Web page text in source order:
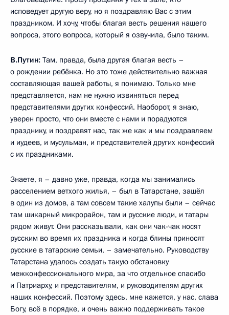
исповедует другую веру, но я поздравляю Вас с этим
праздником. И хочу, чтобы благая весть решения нашего
вопроса, этого вопроса, который я озвучила, было таким.
В.Путин: Там, правда, была другая благая весть –
о рождении ребёнка. Но это тоже действительно важная
составляющая вашей работы, я понимаю. Только мне
представляется, нам не нужно извиняться перед
представителями других конфессий. Наоборот, я знаю,
уверен просто, что они вместе с нами и порадуются
празднику, и поздравят нас, так же как и мы поздравляем
и иудеев, и мусульман, и представителей других конфессий
с их праздниками.
Знаете, я – давно уже, правда, когда мы занимались
расселением ветхого жилья, – был в Татарстане, зашёл
в один из домов, а там совсем такие халупы были – сейчас
там шикарный микрорайон, там и русские люди, и татары
рядом живут. Они рассказывали, как они чак-чак носят
русским во время их праздника и когда блины приносят
русские в татарские семьи, – замечательно. Руководству
Татарстана удалось создать такую обстановку
межконфессионального мира, за что отдельное спасибо
и Патриарху, и представителям, и руководителям других
наших конфессий. Поэтому здесь, мне кажется, у нас, слава
Богу, всё в порядке, и очень важно поддерживать такое